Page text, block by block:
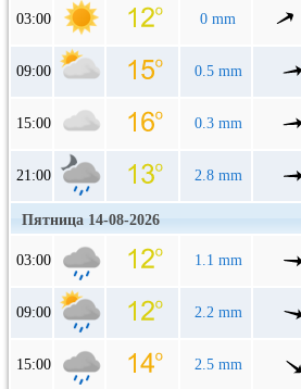
03:00 0 mm
09:00 0.5 mm
15:00 0.3 mm
21:00 2.8 mm
Пятница 14-08-2026
03:00 1.1 mm
09:00 2.2 mm
15:00 2.5 mm